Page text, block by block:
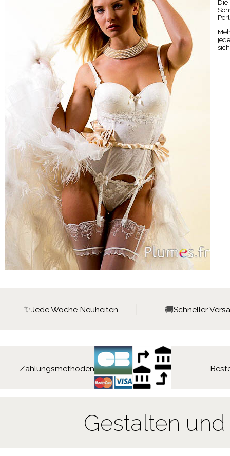
✨Jede Woche Neuheiten 🚚Schneller
Zahlungsmethoden
Gestalten